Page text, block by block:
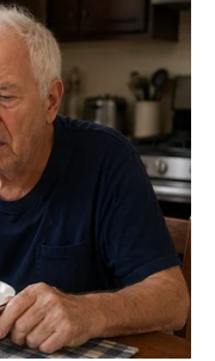
Ona Jede?
može poslužiti kao
ovom režimu
sati, kada uživa u
, koje kombinuje sa
Ova
hranljivim
za suočavanje s
plodovi su odličan
koji pomažu u